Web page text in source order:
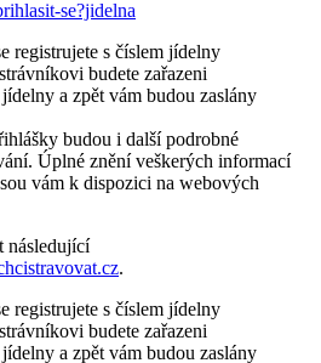
se?jidelna
registrujete s číslem jídelny
budete zařazeni
a zpět vám budou zaslány
budou i další podrobné
Úplné znění veškerých informací
vám k dispozici na webových
následující
.
registrujete s číslem jídelny
budete zařazeni
a zpět vám budou zaslány